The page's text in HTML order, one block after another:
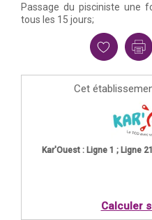
Passage du pisciniste une
tous les 15 jours;
Cet
Kar'Ouest : Ligne 1 ; Ligne
Calculer